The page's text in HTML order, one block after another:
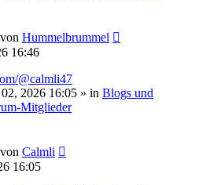
von Hummelbrummel
16:46
@calmli47
2026 16:05 » in Blogs und
Mitglieder
von Calmli
16:05